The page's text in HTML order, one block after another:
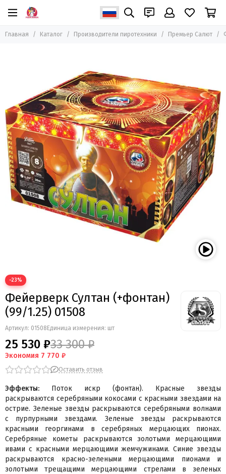
Производители пиротехники
PIROFF Fireworks
Летучий Голландец
Премьер Салют
Салют Сервис КМВ
Урал Салют
Супер Салют
Народный Фейерверк
ТК Сервис
ТСЗ
Пиро-Каскад
MAXSEM
Бомбардир
УПЗ
Русская пиротехника
Веселая семейка
Веселая Затея
Салют России
Русская петарда
Главная Каталог Производители пиротехники Премьер Салют
−23%
Фейерверк Султан (+фонтан)
(99/1.25) 01508
Артикул: 01508 Единица измерения: шт
25 530 ₽33 300 ₽
Экономия 7 770 ₽
Оставить отзыв
Эффекты: Поток искр (фонтан). Красные звезды
раскрываются серебряными кокосами с красными звездами на
острие. Зеленые звезды раскрываются серебряными волнами
с пурпурными звездами. Зеленые звезды раскрываются
красными георгинами в серебряных мерцающих пионах.
Серебряные кометы раскрываются золотыми мерцающими
ивами с красными мерцающими жемчужинами. Синие звезды
раскрываются красно-зелеными мерцающими пионами и
золотыми трещащими мерцающими стрелами в зеленых